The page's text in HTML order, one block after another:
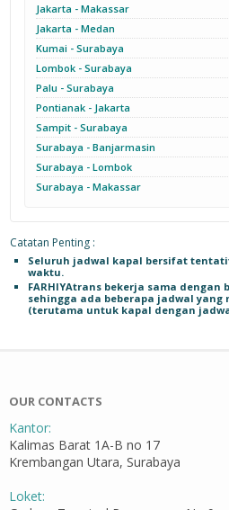
Jakarta - Makassar
Jakarta - Medan
Kumai - Surabaya
Lombok - Surabaya
Palu - Surabaya
Pontianak - Jakarta
Sampit - Surabaya
Surabaya - Banjarmasin
Surabaya - Lombok
Surabaya - Makassar
Catatan Penting :
Seluruh jadwal kapal bersifat
waktu.
FARHIYAtrans bekerja sama dengan
sehingga ada beberapa jadwal
(terutama untuk kapal dengan
OUR CONTACTS
Kantor:
Kalimas Barat 1A-B no 17
Krembangan Utara, Surabaya
Loket: